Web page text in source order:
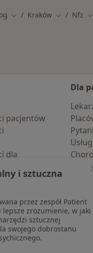
Zmień miasto
Kraków ZmieńNfz
pacjentów
dla
Dla
i sztuczna
przez zespół Patient
lepsze zrozumienie, w jaki
sztucznej
swojego dobrostanu